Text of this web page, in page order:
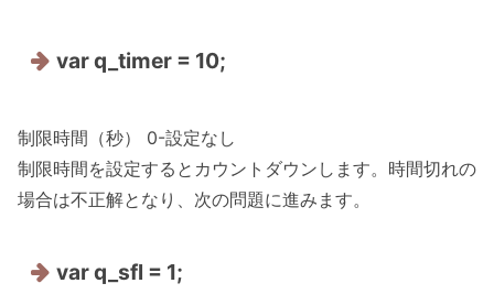
var q_timer = 10;
制限時間（秒） 0-設定なし
制限時間を設定するとカウントダウンします。時間切れの
場合は不正解となり、次の問題に進みます。
var q_sfl = 1;